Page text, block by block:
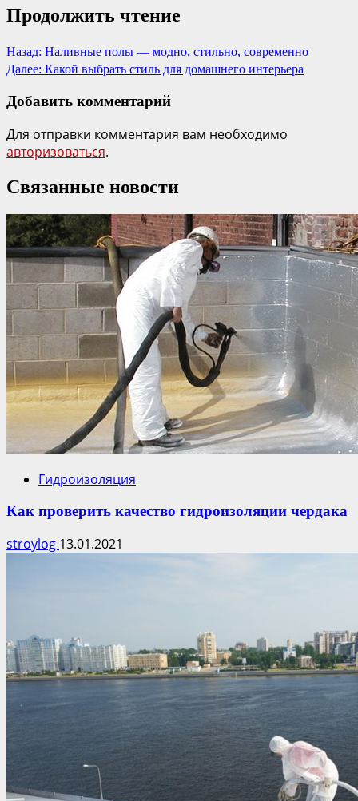
Продолжить чтение
Назад: Наливные полы — модно, стильно, современно
Далее: Какой выбрать стиль для домашнего интерьера
Добавить комментарий
Для отправки комментария вам необходимо
авторизоваться.
Связанные новости
Гидроизоляция
Как проверить качество гидроизоляции чердака
stroylog 13.01.2021